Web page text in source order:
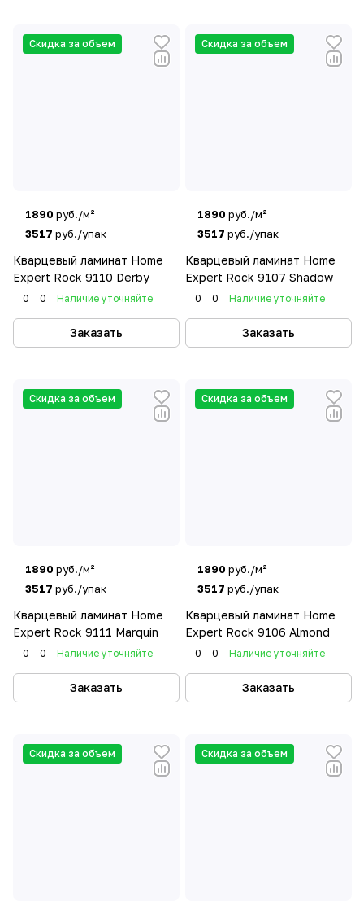
Скидка за объем
1890 руб./м²
3517 руб./упак
Кварцевый ламинат Home
Expert Rock 9110 Derby
0 0 Наличие уточняйте
Заказать
Скидка за объем
1890 руб./м²
3517 руб./упак
Кварцевый ламинат Home
Expert Rock 9107 Shadow
0 0 Наличие уточняйте
Заказать
Скидка за объем
1890 руб./м²
3517 руб./упак
Кварцевый ламинат Home
Expert Rock 9111 Marquin
0 0 Наличие уточняйте
Заказать
Скидка за объем
1890 руб./м²
3517 руб./упак
Кварцевый ламинат Home
Expert Rock 9106 Almond
0 0 Наличие уточняйте
Заказать
Скидка за объем Скидка за объем